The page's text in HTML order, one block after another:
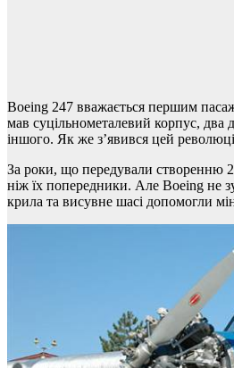
Boeing 247 вважається першим
мав суцільнометалевий корпус, два
іншого. Як же з’явився цей
За роки, що передували створенню
ніж їх попередники. Але Boeing не
крила та висувне шасі допомогли